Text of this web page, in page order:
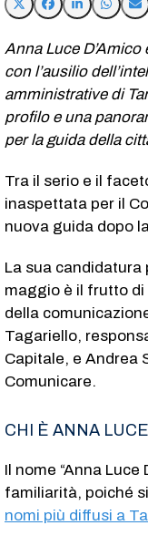
Anna Luce
con l’ausilio
amministrative di
profilo e una
per la guida della
Tra il serio e il
inaspettata per il
nuova guida dopo
La sua candidatura
maggio è il frutto di
della
Tagariello,
Capitale, e Andrea
Comunicare.
CHI È ANNA
Il nome “Anna Luce
familiarità, poiché
nomi più diffusi a